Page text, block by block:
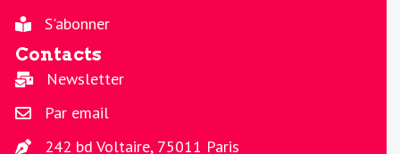
S'abonner
Contacts
Newsletter
Par email
242 bd Voltaire, 75011 Paris